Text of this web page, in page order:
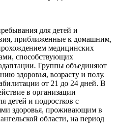
для детей и
приближенные к домашним,
медицинских
способствующих
Группы объединяют
здоровья, возрасту и полу.
от 21 до 24 дней. В
в организации
детей и подростков с
здоровья, проживающим в
области, на период